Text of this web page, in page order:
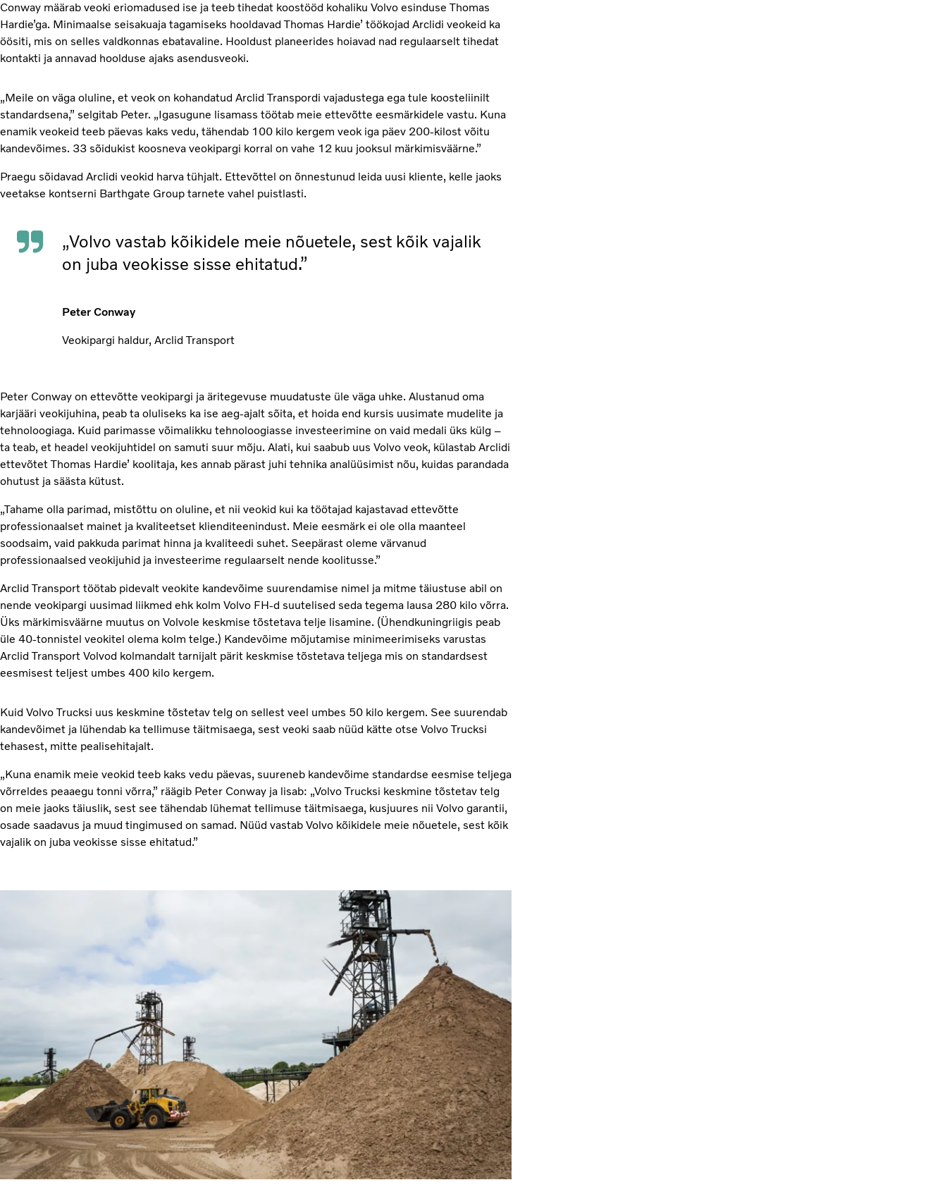
Conway määrab veoki eriomadused ise ja teeb tihedat koostööd kohaliku Volvo esinduse Thomas
Hardie’ga. Minimaalse seisakuaja tagamiseks hooldavad Thomas Hardie’ töökojad Arclidi veokeid ka
öösiti, mis on selles valdkonnas ebatavaline. Hooldust planeerides hoiavad nad regulaarselt tihedat
kontakti ja annavad hoolduse ajaks asendusveoki.
„Meile on väga oluline, et veok on kohandatud Arclid Transpordi vajadustega ega tule koosteliinilt
standardsena,” selgitab Peter. „Igasugune lisamass töötab meie ettevõtte eesmärkidele vastu. Kuna
enamik veokeid teeb päevas kaks vedu, tähendab 100 kilo kergem veok iga päev 200-kilost võitu
kandevõimes. 33 sõidukist koosneva veokipargi korral on vahe 12 kuu jooksul märkimisväärne.”
Praegu sõidavad Arclidi veokid harva tühjalt. Ettevõttel on õnnestunud leida uusi kliente, kelle jaoks
veetakse kontserni Barthgate Group tarnete vahel puistlasti.
„Volvo vastab kõikidele meie nõuetele, sest kõik vajalik
on juba veokisse sisse ehitatud.”
Peter Conway
Veokipargi haldur, Arclid Transport
Peter Conway on ettevõtte veokipargi ja äritegevuse muudatuste üle väga uhke. Alustanud oma
karjääri veokijuhina, peab ta oluliseks ka ise aeg-ajalt sõita, et hoida end kursis uusimate mudelite ja
tehnoloogiaga. Kuid parimasse võimalikku tehnoloogiasse investeerimine on vaid medali üks külg –
ta teab, et headel veokijuhtidel on samuti suur mõju. Alati, kui saabub uus Volvo veok, külastab Arclidi
ettevõtet Thomas Hardie’ koolitaja, kes annab pärast juhi tehnika analüüsimist nõu, kuidas parandada
ohutust ja säästa kütust.
„Tahame olla parimad, mistõttu on oluline, et nii veokid kui ka töötajad kajastavad ettevõtte
professionaalset mainet ja kvaliteetset klienditeenindust. Meie eesmärk ei ole olla maanteel
soodsaim, vaid pakkuda parimat hinna ja kvaliteedi suhet. Seepärast oleme värvanud
professionaalsed veokijuhid ja investeerime regulaarselt nende koolitusse.”
Arclid Transport töötab pidevalt veokite kandevõime suurendamise nimel ja mitme täiustuse abil on
nende veokipargi uusimad liikmed ehk kolm Volvo FH-d suutelised seda tegema lausa 280 kilo võrra.
Üks märkimisväärne muutus on Volvole keskmise tõstetava telje lisamine. (Ühendkuningriigis peab
üle 40-tonnistel veokitel olema kolm telge.) Kandevõime mõjutamise minimeerimiseks varustas
Arclid Transport Volvod kolmandalt tarnijalt pärit keskmise tõstetava teljega mis on standardsest
eesmisest teljest umbes 400 kilo kergem.
Kuid Volvo Trucksi uus keskmine tõstetav telg on sellest veel umbes 50 kilo kergem. See suurendab
kandevõimet ja lühendab ka tellimuse täitmisaega, sest veoki saab nüüd kätte otse Volvo Trucksi
tehasest, mitte pealisehitajalt.
„Kuna enamik meie veokid teeb kaks vedu päevas, suureneb kandevõime standardse eesmise teljega
võrreldes peaaegu tonni võrra,” räägib Peter Conway ja lisab: „Volvo Trucksi keskmine tõstetav telg
on meie jaoks täiuslik, sest see tähendab lühemat tellimuse täitmisaega, kusjuures nii Volvo garantii,
osade saadavus ja muud tingimused on samad. Nüüd vastab Volvo kõikidele meie nõuetele, sest kõik
vajalik on juba veokisse sisse ehitatud.”